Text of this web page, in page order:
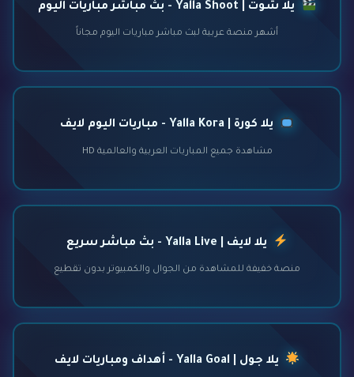
يلا شوت | Yalla Shoot - بث مباشر مباريات اليوم
أشهر منصة عربية لبث مباشر مباريات اليوم مجاناً
يلا كورة | Yalla Kora - مباريات اليوم لايف
مشاهدة جميع المباريات العربية والعالمية HD
يلا لايف | Yalla Live - بث مباشر سريع
منصة خفيفة للمشاهدة من الجوال والكمبيوتر بدون تقطيع
يلا جول | Yalla Goal - أهداف ومباريات لايف